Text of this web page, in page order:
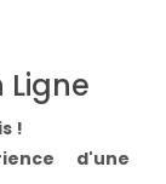
Ligne
!
d'une